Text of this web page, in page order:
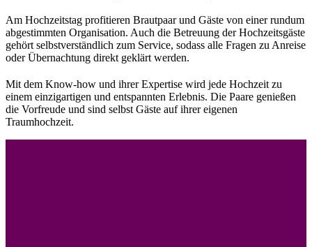
Am Hochzeitstag profitieren Brautpaar und Gäste von einer rundum
abgestimmten Organisation. Auch die Betreuung der Hochzeitsgäste
gehört selbstverständlich zum Service, sodass alle Fragen zu Anreise
oder Übernachtung direkt geklärt werden.
Mit dem Know-how und ihrer Expertise wird jede Hochzeit zu
einem einzigartigen und entspannten Erlebnis. Die Paare genießen
die Vorfreude und sind selbst Gäste auf ihrer eigenen
Traumhochzeit.